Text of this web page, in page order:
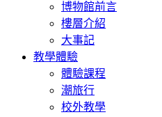
博物館前言
樓層介紹
大事記
教學體驗
體驗課程
潮旅行
校外教學